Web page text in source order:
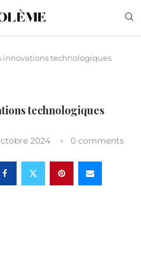
innovations technologiques
technologiques
2024 0 comments